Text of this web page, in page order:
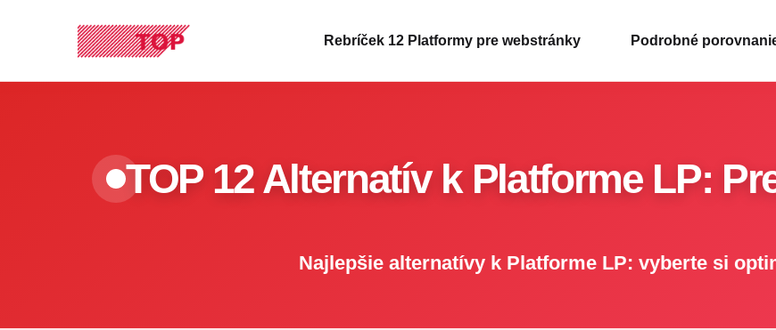
Rebríček 12 Platformy pre webstránky Podrobné
TOP 12 Alternatív k Platforme LP:
Najlepšie alternatívy k Platforme LP: vyberte si